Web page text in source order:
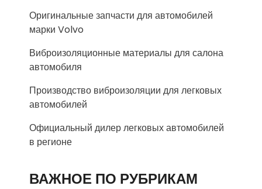
Оригинальные запчасти для автомобилей
марки Volvo
Виброизоляционные материалы для салона
автомобиля
Производство виброизоляции для легковых
автомобилей
Официальный дилер легковых автомобилей
в регионе
ВАЖНОЕ ПО РУБРИКАМ